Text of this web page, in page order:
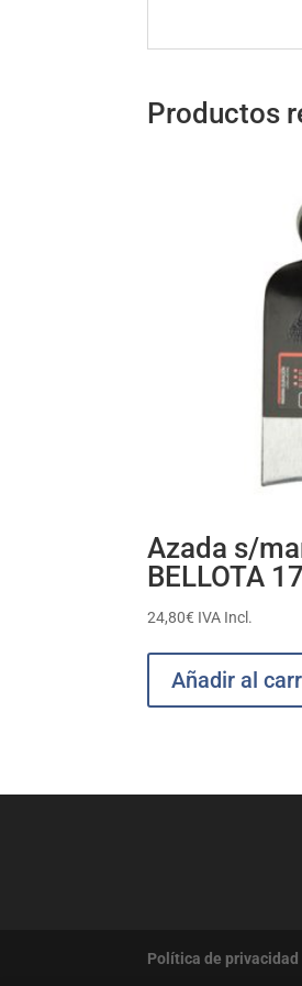
Productos
Azada s/
BELLOTA
24,80€ IVA Incl.
Añadir al
Política de privacidad